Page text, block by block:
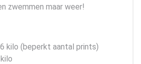
zwemmen maar weer!
kilo (beperkt aantal prints)